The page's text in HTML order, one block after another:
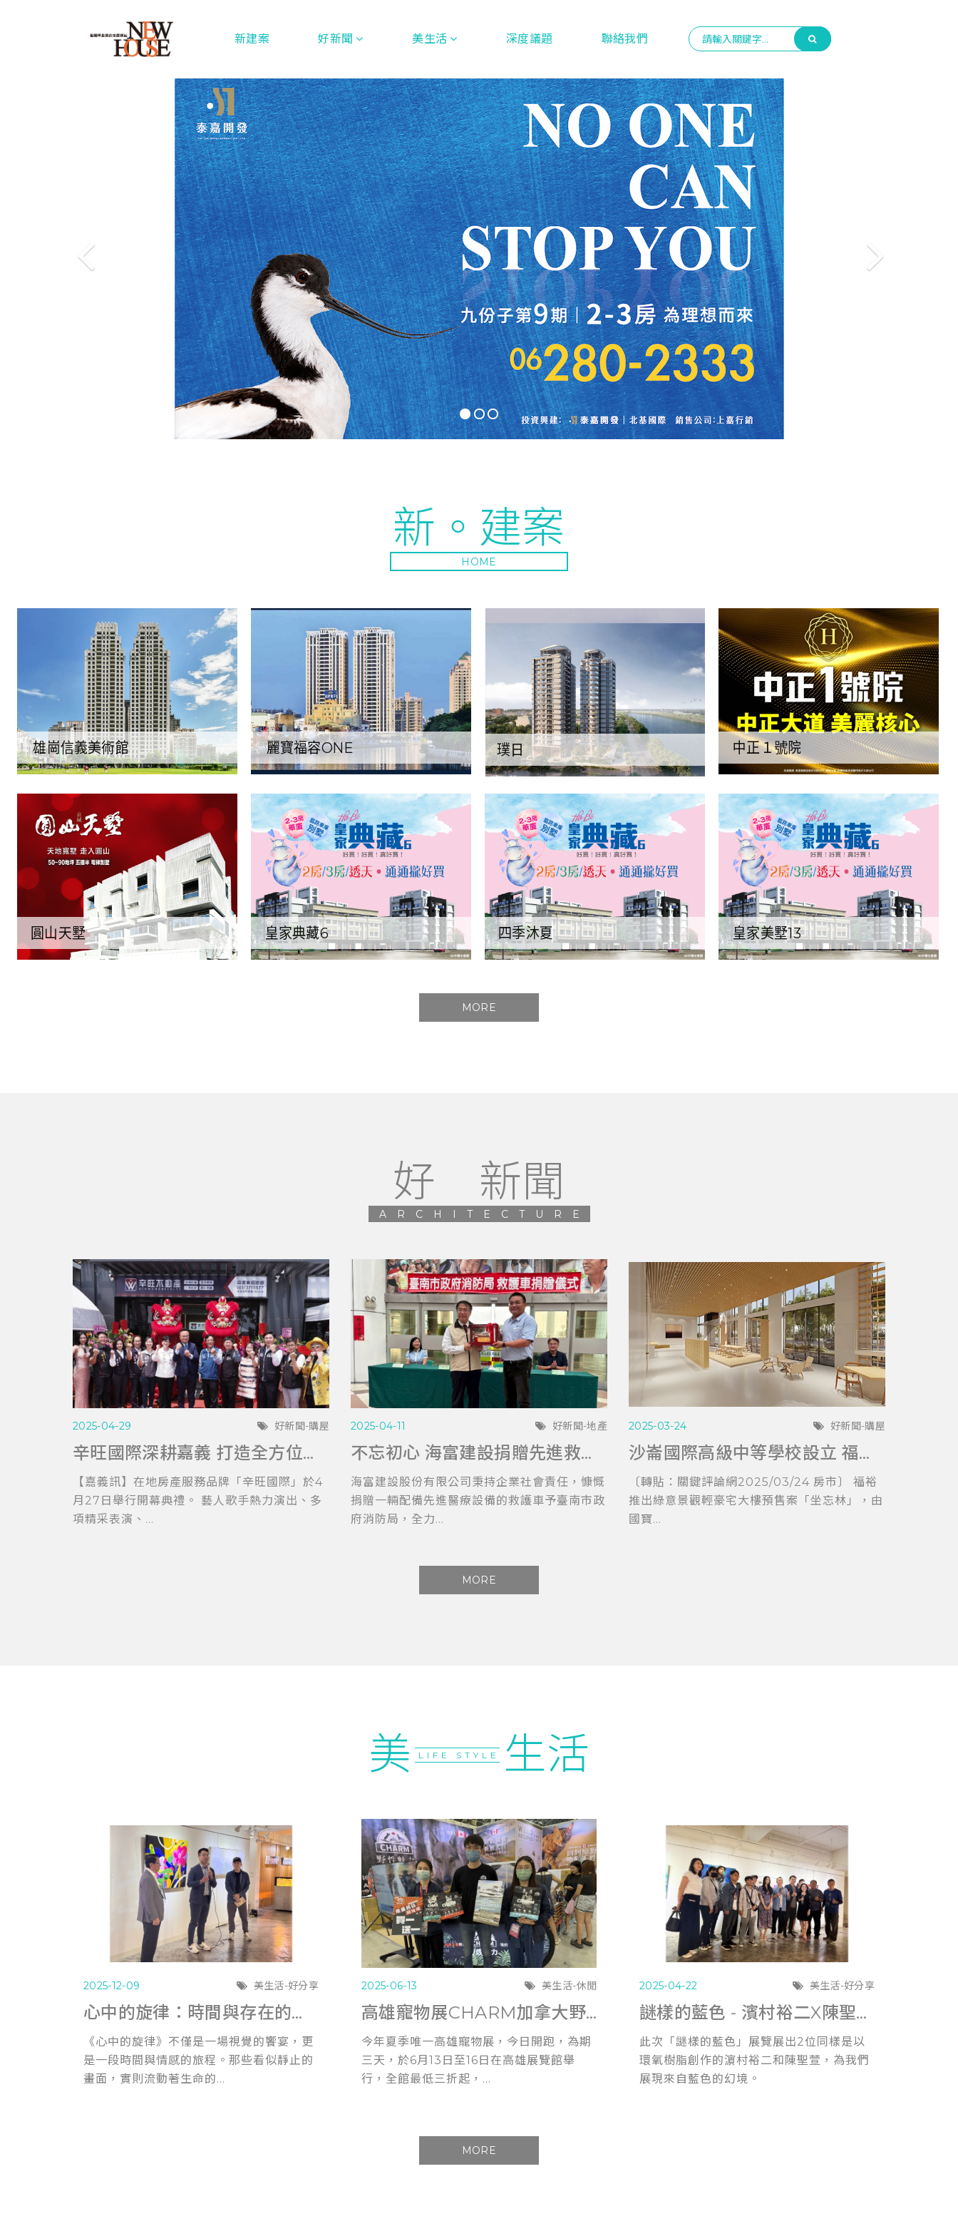
新建案 好新聞 美生活 深度議題 聯絡我們
新。建案
HOME
雄崗信義美術館 麗寶福容ONE 璞日 中正１號院
圓山天墅 皇家典藏6 四季沐夏 皇家美墅13
MORE
好 新聞
ARCHITECTURE
2025-04-29 好新聞-購屋
辛旺國際深耕嘉義 打造全方位房產服務平台 與在地青年共創希望藍圖
【嘉義訊】在地房產服務品牌「辛旺國際」於4
月27日舉行開幕典禮。 藝人歌手熱力演出、多
項精采表演、...
2025-04-11 好新聞-地產
不忘初心 海富建設捐贈先進救護車 助力台南消防局提升救護效能
海富建設股份有限公司秉持企業社會責任，慷慨
捐贈一輛配備先進醫療設備的救護車予臺南市政
府消防局，全力...
2025-03-24 好新聞-購屋
沙崙國際高級中等學校設立 福裕「坐忘林」擁科技與教育加持
〔轉貼：關鍵評論網2025/03/24 房市〕 福裕
推出綠意景觀輕豪宅大樓預售案「坐忘林」，由
國寶...
MORE
美 LIFE STYLE 生活
2025-12-09 美生活-好分享
心中的旋律：時間與存在的證明
《心中的旋律》不僅是一場視覺的饗宴，更
是一段時間與情感的旅程。那些看似靜止的
畫面，實則流動著生命的...
2025-06-13 美生活-休閒
高雄寵物展CHARM加拿大野性魅力滿6千送遊艇體驗
今年夏季唯一高雄寵物展，今日開跑，為期
三天，於6月13日至16日在高雄展覽館舉
行，全館最低三折起，...
2025-04-22 美生活-好分享
謎樣的藍色 - 濱村裕二X陳聖萱《雙人展》
此次「謎樣的藍色」展覽展出2位同樣是以
環氧樹脂創作的濵村裕二和陳聖萱，為我們
展現來自藍色的幻境。
MORE